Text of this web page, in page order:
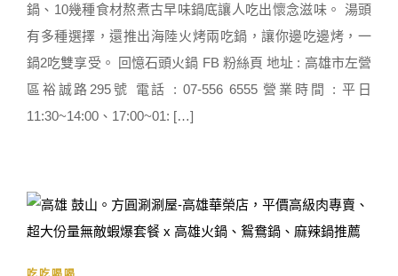
鍋、10幾種食材熬煮古早味鍋底讓人吃出懷念滋味。 湯頭
有多種選擇，還推出海陸火烤兩吃鍋，讓你邊吃邊烤，一
鍋2吃雙享受。 回憶石頭火鍋 FB 粉絲頁 地址 : 高雄市左營
區裕誠路295號 電話 : 07-556 6555 營業時間 : 平日
11:30~14:00、17:00~01: […]